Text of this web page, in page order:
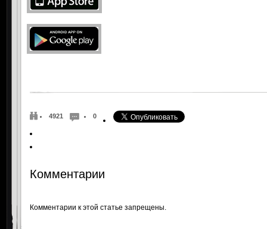
4921 0
Комментарии
Комментарии к этой статье запрещены.